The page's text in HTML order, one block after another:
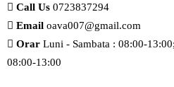
Call Us 0723837294
Email oava007@gmail.com
Orar Luni - Sambata : 08:00-
08:00-13:00